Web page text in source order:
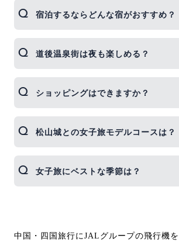
点在する「道後オンセナート」も女
宿泊するならどんな宿がおすすめ？
ィが充実したデザインホテルが好評
道後温泉街は夜も楽しめる？
マンチック。夜カフェやバーで女子
す。
ショッピングはできますか？
貨をゲット。旅の思い出にぴったり。
松山城との女子旅モデルコースは？
食べて、午後は道後温泉でのんびり
ン。
女子旅にベストな季節は？
中国・四国旅行にJALグループの飛行機